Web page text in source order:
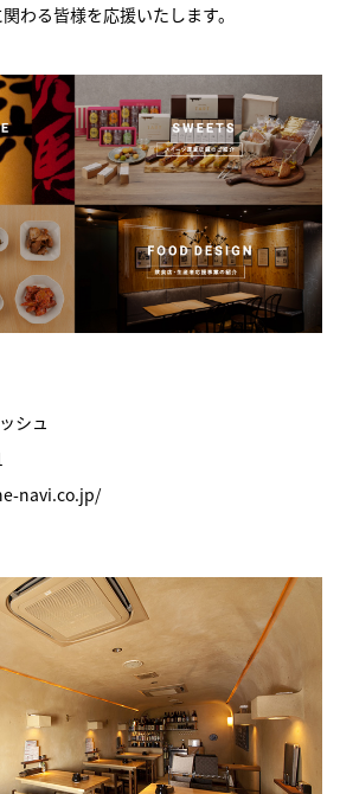
わる皆様を応援いたします。
シュ
navi.co.jp/